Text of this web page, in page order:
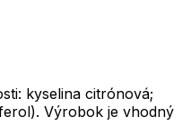
kyselina citrónová;
Výrobok je vhodný